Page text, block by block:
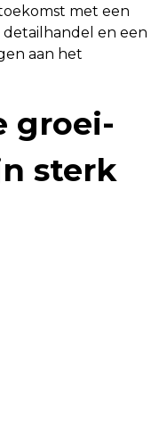
met een
en een
aan het
groei-
sterk